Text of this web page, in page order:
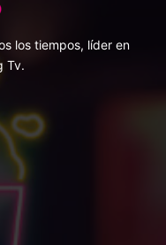
los tiempos, líder en
Tv.